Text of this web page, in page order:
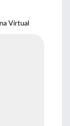
Virtual